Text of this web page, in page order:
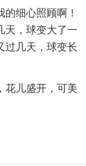
细心照顾啊！
天，球变大了一
过几天，球变长
花儿盛开，可美